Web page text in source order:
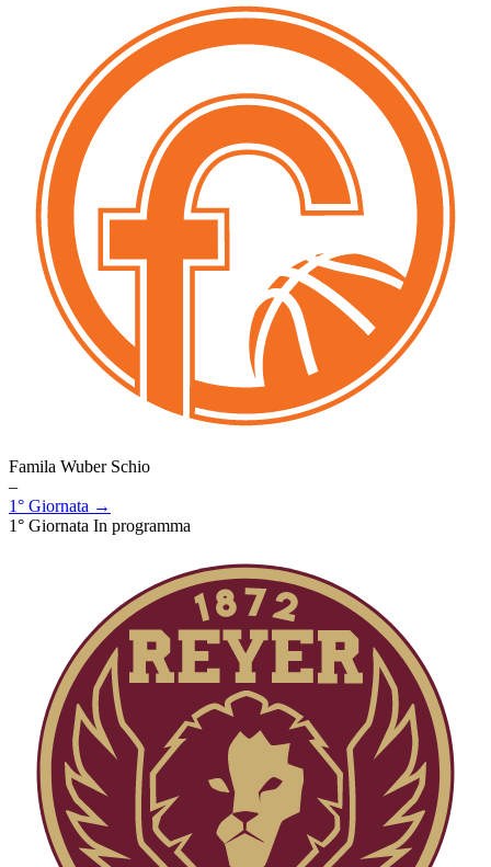
Famila Wuber Schio
–
1° Giornata →
1° Giornata In programma